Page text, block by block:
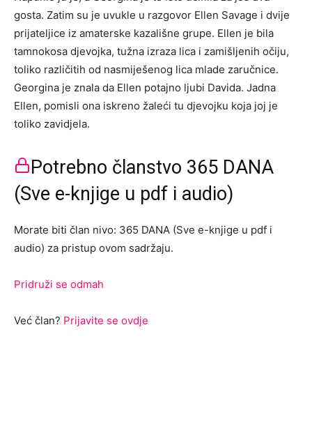
gosta. Zatim su je uvukle u razgovor Ellen Savage i dvije
prijateljice iz amaterske kazališne grupe. Ellen je bila
tamnokosa djevojka, tužna izraza lica i zamišljenih očiju,
toliko različitih od nasmiješenog lica mlade zaručnice.
Georgina je znala da Ellen potajno ljubi Davida. Jadna
Ellen, pomisli ona iskreno žaleći tu djevojku koja joj je
toliko zavidjela.
Potrebno članstvo 365 DANA
(Sve e-knjige u pdf i audio)
Morate biti član nivo: 365 DANA (Sve e-knjige u pdf i
audio) za pristup ovom sadržaju.
Pridruži se odmah
Već član? Prijavite se ovdje